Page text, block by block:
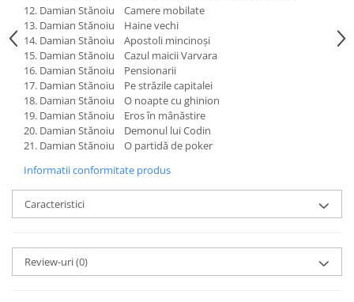
Damian Stănoiu Camere mobilate
Damian Stănoiu Haine vechi
Damian Stănoiu Apostoli mincinoși
Damian Stănoiu Cazul maicii Varvara
Damian Stănoiu Pensionarii
Damian Stănoiu Pe străzile capitalei
Damian Stănoiu O noapte cu ghinion
Damian Stănoiu Eros în mânăstire
Damian Stănoiu Demonul lui Codin
Damian Stănoiu O partidă de poker
Informatii conformitate produs
Caracteristici
Review-uri(0)